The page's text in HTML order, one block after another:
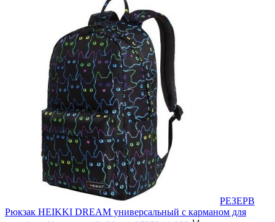
РЕЗЕРВ
Рюкзак HEIKKI DREAM универсальный с карманом для